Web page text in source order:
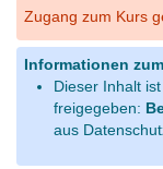
Zugang zum Kurs
Informationen
Dieser Inhalt
freigegeben:
aus